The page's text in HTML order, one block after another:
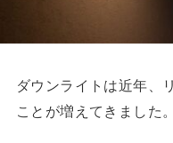
ダウンライトは近年、
ことが増えてきました。